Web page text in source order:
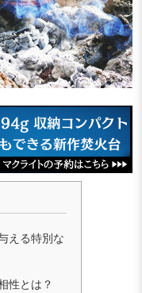
える特別な
性とは？